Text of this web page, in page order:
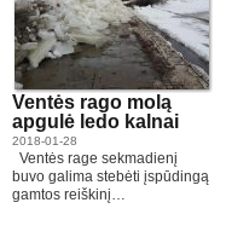
Ventės rago molą
apgulė ledo kalnai
2018-01-28
Ventės rage sekmadienį
buvo galima stebėti įspūdingą
gamtos reiškinį…